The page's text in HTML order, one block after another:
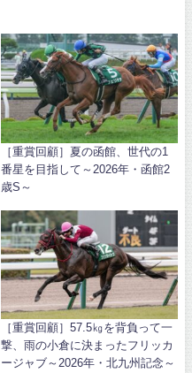
［重賞回顧］夏の函館、世代の1
番星を目指して～2026年・函館2
歳S～
［重賞回顧］57.5㎏を背負って一
撃、雨の小倉に決まったフリッカ
ージャブ～2026年・北九州記念～